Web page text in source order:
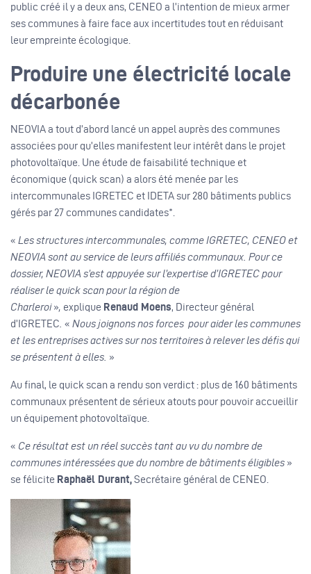
public créé il y a deux ans, CENEO a l’intention de mieux armer
ses communes à faire face aux incertitudes tout en réduisant
leur empreinte écologique.
Produire une électricité locale
décarbonée
NEOVIA a tout d’abord lancé un appel auprès des communes
associées pour qu’elles manifestent leur intérêt dans le projet
photovoltaïque. Une étude de faisabilité technique et
économique (quick scan) a alors été menée par les
intercommunales IGRETEC et IDETA sur 280 bâtiments publics
gérés par 27 communes candidates*.
« Les structures intercommunales, comme IGRETEC, CENEO et
NEOVIA sont au service de leurs affiliés communaux. Pour ce
dossier, NEOVIA s’est appuyée sur l’expertise d’IGRETEC pour
réaliser le quick scan pour la région de
Charleroi», explique Renaud Moens, Directeur général
d’IGRETEC « Nous joignons nos forces ​ pour aider les communes
et les entreprises actives sur nos territoires à relever les défis qui
se présentent à elles. »
Au final, le quick scan a rendu son verdict : plus de 160 bâtiments
communaux présentent de sérieux atouts pour pouvoir accueillir
un équipement photovoltaïque. ​​
« Ce résultat est un réel succès tant au vu du nombre de
communes intéressées que du nombre de bâtiments éligibles »
se félicite Raphaël Durant,Secrétaire général de CENEO.